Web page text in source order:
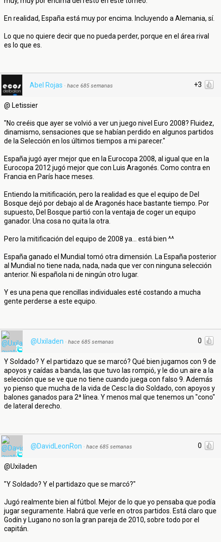
En realidad, España está muy por encima. Incluyendo a Alemania, sí.
Lo que no quiere decir que no pueda perder, porque en el área rival
es lo que es.
+3
Abel Rojas · hace 685 semanas
@ Letissier
"No creéis que ayer se volvió a ver un juego nivel Euro 2008? Fluidez,
dinamismo, sensaciones que se habían perdido en algunos partidos
de la Selección en los últimos tiempos a mi parecer."
España jugó ayer mejor que en la Eurocopa 2008, al igual que en la
Eurocopa 2012 jugó mejor que con Luis Aragonés. Como contra en
Francia en París hace meses.
Entiendo la mitificación, pero la realidad es que el equipo de Del
Bosque dejó por debajo al de Aragonés hace bastante tiempo. Por
supuesto, Del Bosque partió con la ventaja de coger un equipo
ganador. Una cosa no quita la otra.
Pero la mitificación del equipo de 2008 ya... está bien ^^
España ganado el Mundial tomó otra dimensión. La España posterior
al Mundial no tiene nada, nada, nada que ver con ninguna selección
anterior. Ni española ni de ningún otro lugar.
Y es una pena que rencillas individuales esté costando a mucha
gente perderse a este equipo.
0
@Uxiladen · hace 685 semanas
Y Soldado? Y el partidazo que se marcó? Qué bien jugamos con 9 de
apoyos y caídas a banda, las que tuvo las rompió, y le dio un aire a la
selección que se ve que no tiene cuando juega con falso 9. Además
yo pienso que mucha de la vida de Cesc la dio Soldado, con apoyos y
balones ganados para 2ª línea. Y menos mal que tenemos un "cono"
de lateral derecho.
0
@DavidLeonRon · hace 685 semanas
@Uxiladen
"Y Soldado? Y el partidazo que se marcó?"
Jugó realmente bien al fútbol. Mejor de lo que yo pensaba que podía
jugar seguramente. Habrá que verle en otros partidos. Está claro que
Godín y Lugano no son la gran pareja de 2010, sobre todo por el
capitán.